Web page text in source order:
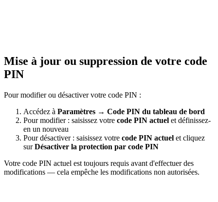
Mise à jour ou suppression de votre code
PIN
Pour modifier ou désactiver votre code PIN :
Accédez à Paramètres → Code PIN du tableau de bord
Pour modifier : saisissez votre code PIN actuel et définissez-
en un nouveau
Pour désactiver : saisissez votre code PIN actuel et cliquez
surDésactiver la protection par code PIN
Votre code PIN actuel est toujours requis avant d'effectuer des
modifications — cela empêche les modifications non autorisées.